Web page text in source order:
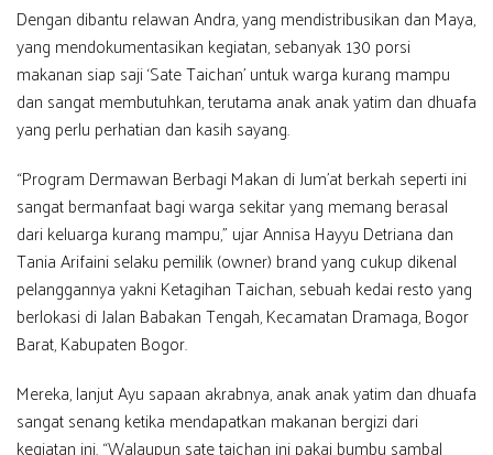
Dengan dibantu relawan Andra, yang mendistribusikan dan Maya,
yang mendokumentasikan kegiatan, sebanyak 130 porsi
makanan siap saji ‘Sate Taichan’ untuk warga kurang mampu
dan sangat membutuhkan, terutama anak anak yatim dan dhuafa
yang perlu perhatian dan kasih sayang.
“Program Dermawan Berbagi Makan di Jum’at berkah seperti ini
sangat bermanfaat bagi warga sekitar yang memang berasal
dari keluarga kurang mampu,” ujar Annisa Hayyu Detriana dan
Tania Arifaini selaku pemilik (owner) brand yang cukup dikenal
pelanggannya yakni Ketagihan Taichan, sebuah kedai resto yang
berlokasi di Jalan Babakan Tengah, Kecamatan Dramaga, Bogor
Barat, Kabupaten Bogor.
Mereka, lanjut Ayu sapaan akrabnya, anak anak yatim dan dhuafa
sangat senang ketika mendapatkan makanan bergizi dari
kegiatan ini. “Walaupun sate taichan ini pakai bumbu sambal